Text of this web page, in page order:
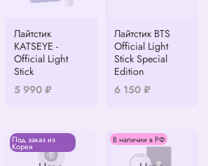
Лайтстик
KATSEYE -
Official Light
Stick
5 990 ₽
Лайтстик BTS
Official Light
Stick Special
Edition
6 150 ₽
Под заказ из
Кореи
В наличии в РФ